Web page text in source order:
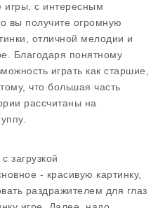
игры, с интересным
вы получите огромную
отличной мелодии и
Благодаря понятному
играть как старшие,
что большая часть
рассчитаны на
загрузкой
- красивую картинку,
раздражителем для глаз